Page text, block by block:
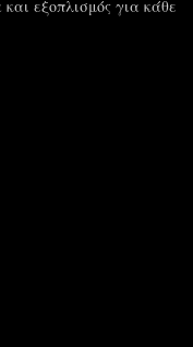
εξοπλισμός για κάθε